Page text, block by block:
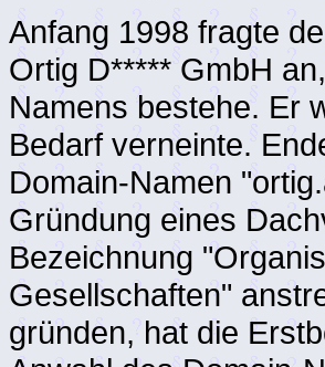
Anfang 1998 fragte
Ortig D***** GmbH
Namens bestehe. Er
Bedarf verneinte.
Domain-Namen
Gründung eines
Bezeichnung
Gesellschaften"
gründen, hat die